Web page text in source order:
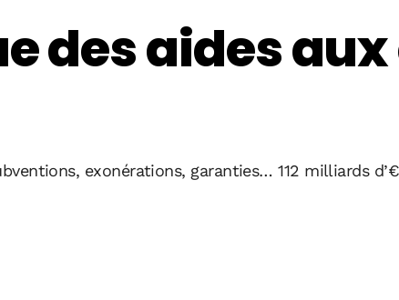
des aides
exonérations, garanties… 112 milliards